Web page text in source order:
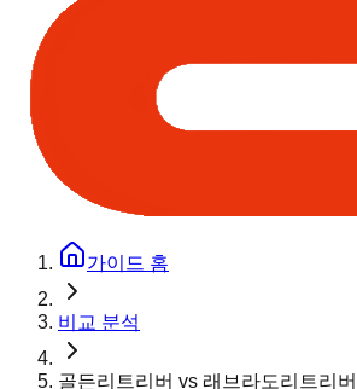
가이드 홈
비교 분석
골든리트리버 vs 래브라도리트리